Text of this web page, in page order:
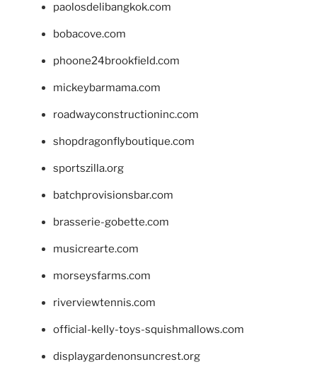
paolosdelibangkok.com
bobacove.com
phoone24brookfield.com
mickeybarmama.com
roadwayconstructioninc.com
shopdragonflyboutique.com
sportszilla.org
batchprovisionsbar.com
brasserie-gobette.com
musicrearte.com
morseysfarms.com
riverviewtennis.com
official-kelly-toys-squishmallows.com
displaygardenonsuncrest.org